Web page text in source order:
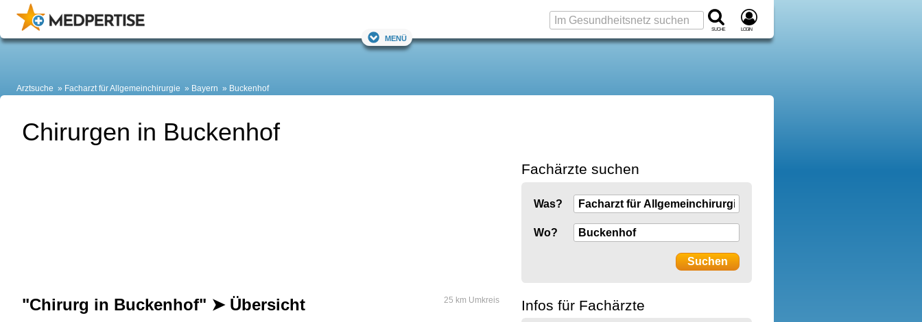
Suche Login
Menü
Arztsuche Facharzt für Allgemeinchirurgie Bayern Buckenhof
Chirurgen in Buckenhof
"Chirurg in Buckenhof" ➤ Übersicht 25 km Umkreis
Fachärzte suchen
Was?
Wo?
Infos für Fachärzte